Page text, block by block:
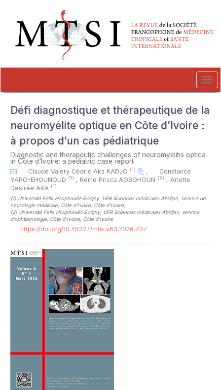
##plugins.themes.novelty.accessible_menu.main_navigation##
##plugins.themes.novelty.accessible_menu.main_content##
##plugins.themes.novelty.accessible_menu.sidebar##
Défi diagnostique et thérapeutique de la
neuromyélite optique en Côte d’Ivoire :
à propos d’un cas pédiatrique
Diagnostic and therapeutic challenges of neuromyelitis optica
in Côte d'Ivoire: a pediatric case report
Claude Valéry Cédric Aka KADJO (1) ,
Constance
YAPO-EHOUNOUD (1) , Reine Prisca AGBOHOUN (2) , Arlette
Désirée AKA (1)
(1) Université Félix Houphouët-Boigny, UFR Sciences médicales Abidjan, service de
neurologie médicale, Côte d’Ivoire, Côte d'Ivoire,
(2) Université Félix Houphouët-Boigny, UFR Sciences médicales Abidjan, service
d’ophtalmologie, Côte d’Ivoire, Côte d'Ivoire
https://doi.org/10.48327/mtsi.v6i1.2026.707